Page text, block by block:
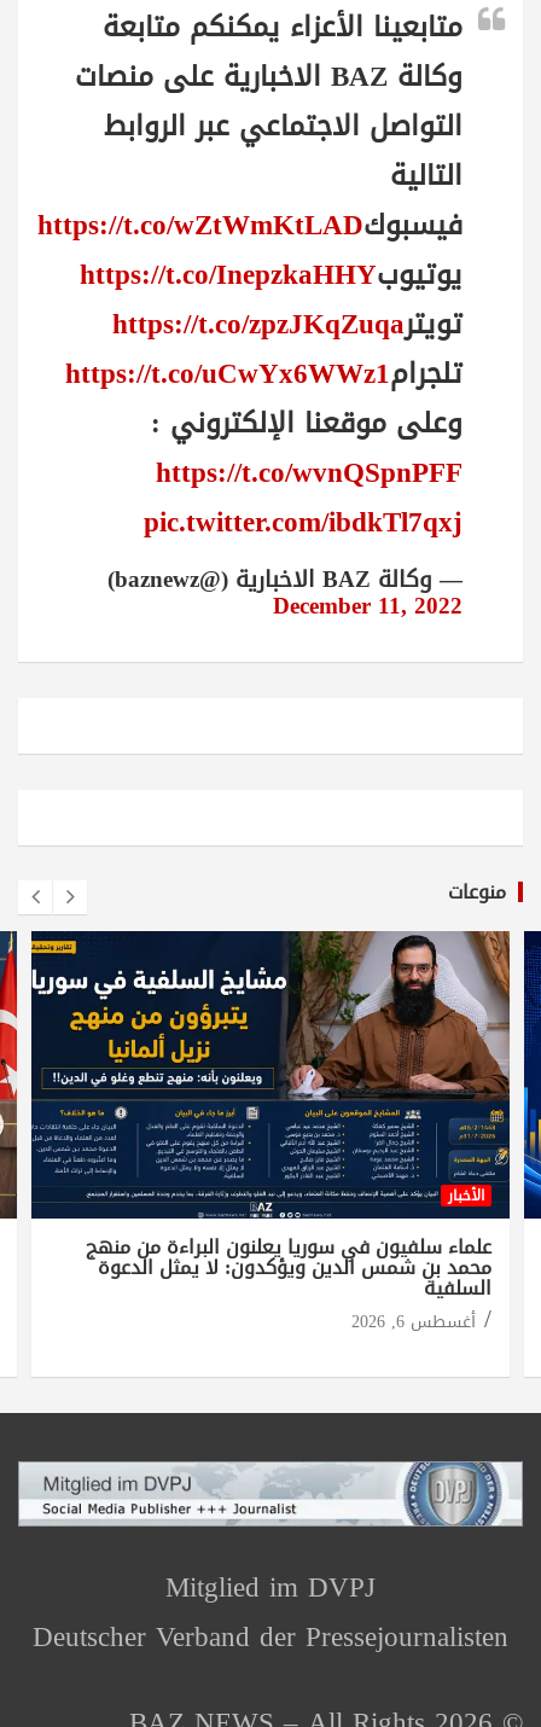
متابعينا الأعزاء يمكنكم متابعة
وكالة BAZ الاخبارية على منصات
التواصل الاجتماعي عبر الروابط
التالية
فيسبوكhttps://t.co/wZtWmKtLAD
يوتيوبhttps://t.co/InepzkaHHY
تويترhttps://t.co/zpzJKqZuqa
تلجرامhttps://t.co/uCwYx6WWz1
وعلى موقعنا الإلكتروني :
https://t.co/wvnQSpnPFF
pic.twitter.com/ibdkTl7qxj
— وكالة BAZ الاخبارية (@baznewz)
December 11, 2022
منوعات
الأخبار
علماء سلفيون في سوريا يعلنون البراءة من منهج
محمد بن شمس الدين ويؤكدون: لا يمثل الدعوة
السلفية
أغسطس 6, 2026
Mitglied im DVPJ
Deutscher Verband der Pressejournalisten